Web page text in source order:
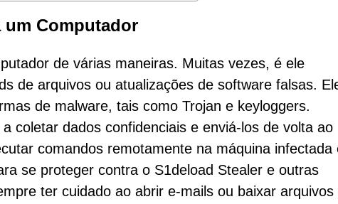
um Computador
de várias maneiras. Muitas vezes, é ele
de arquivos ou atualizações de software falsas.
de malware, tais como Trojan e keyloggers.
coletar dados confidenciais e enviá-los de volta ao
comandos remotamente na máquina infectada
se proteger contra o S1deload Stealer e outras
ter cuidado ao abrir e-mails ou baixar arquivos